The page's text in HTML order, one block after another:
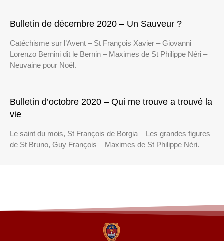
Bulletin de décembre 2020 – Un Sauveur ?
Catéchisme sur l’Avent – St François Xavier – Giovanni
Lorenzo Bernini dit le Bernin – Maximes de St Philippe Néri –
Neuvaine pour Noël.
Bulletin d’octobre 2020 – Qui me trouve a trouvé la
vie
Le saint du mois, St François de Borgia – Les grandes figures
de St Bruno, Guy François – Maximes de St Philippe Néri.